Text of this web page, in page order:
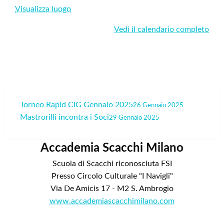
Visualizza luogo
Vedi il calendario completo
Navigazione
articoli
Torneo Rapid CIG Gennaio 202526 Gennaio 2025
Mastrorilli incontra i Soci29 Gennaio 2025
Accademia Scacchi Milano
Scuola di Scacchi riconosciuta FSI
Presso Circolo Culturale "I Navigli"
Via De Amicis 17 - M2 S. Ambrogio
www.accademiascacchimilano.com